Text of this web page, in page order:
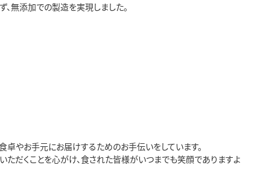
、無添加での製造を実現しました。
やお手元にお届けするためのお手伝いをしています。
だくことを心がけ、食された皆様がいつまでも笑顔でありますよ